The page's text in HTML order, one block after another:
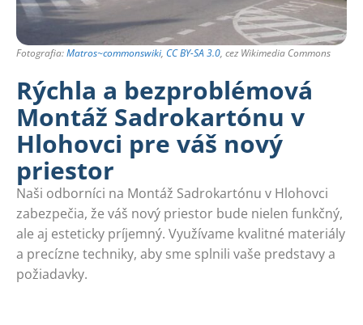
Fotografia:Matros~commonswiki, CC BY-SA 3.0, cez Wikimedia Commons
Rýchla a bezproblémová
Montáž Sadrokartónu v
Hlohovci pre váš nový
priestor
Naši odborníci na Montáž Sadrokartónu v Hlohovci
zabezpečia, že váš nový priestor bude nielen funkčný,
ale aj esteticky príjemný. Využívame kvalitné materiály
a precízne techniky, aby sme splnili vaše predstavy a
požiadavky.